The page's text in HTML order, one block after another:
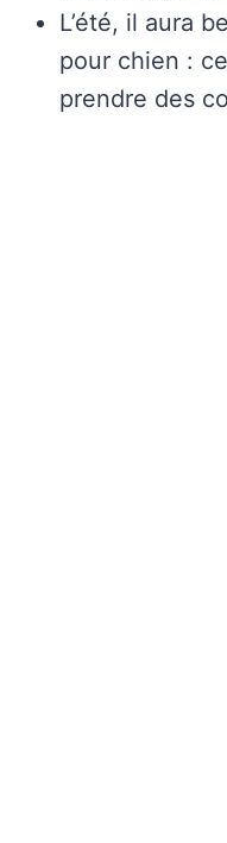
L’été, il aura
pour chien :
prendre des